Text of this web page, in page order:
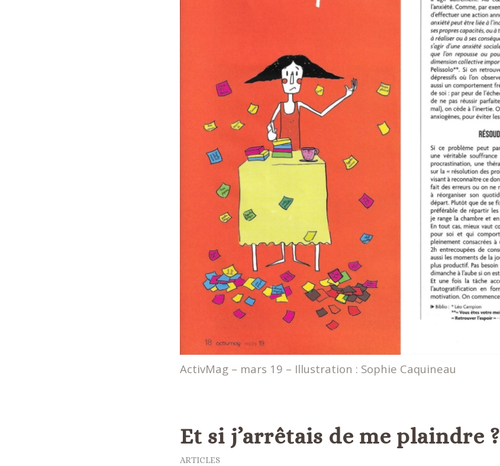
ActivMag – mars 19 – Illustration : Sophie Caquineau
Et si j’arrêtais de me plaindre ?
ARTICLES